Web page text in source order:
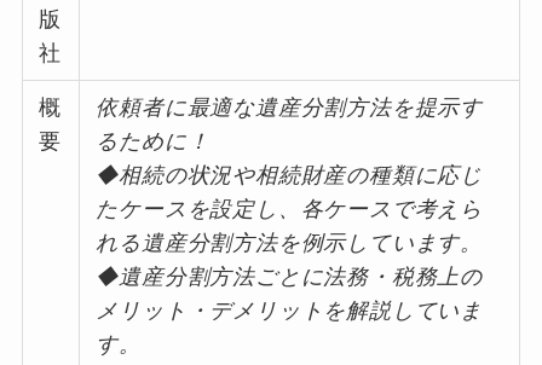
版
社
概
要
依頼者に最適な遺産分割方法を提示す
るために！
◆相続の状況や相続財産の種類に応じ
たケースを設定し、各ケースで考えら
れる遺産分割方法を例示しています。
◆遺産分割方法ごとに法務・税務上の
メリット・デメリットを解説していま
す。